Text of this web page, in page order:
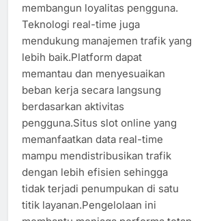
membangun loyalitas pengguna.
Teknologi real-time juga
mendukung manajemen trafik yang
lebih baik.Platform dapat
memantau dan menyesuaikan
beban kerja secara langsung
berdasarkan aktivitas
pengguna.Situs slot online yang
memanfaatkan data real-time
mampu mendistribusikan trafik
dengan lebih efisien sehingga
tidak terjadi penumpukan di satu
titik layanan.Pengelolaan ini